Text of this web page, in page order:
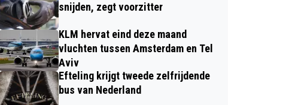
snijden, zegt voorzitter
KLM hervat eind deze maand
vluchten tussen Amsterdam en Tel
Aviv
Efteling krijgt tweede zelfrijdende
bus van Nederland